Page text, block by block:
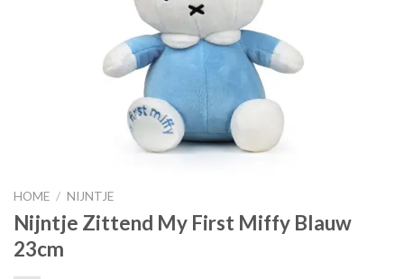
HOME / NIJNTJE
Nijntje Zittend My First Miffy Blauw
23cm